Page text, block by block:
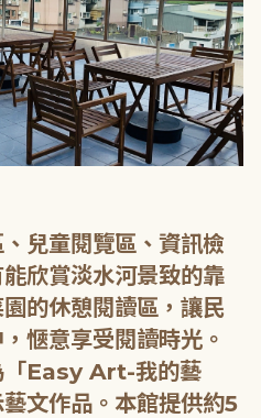
兒童閱覽區、資訊檢
欣賞淡水河景致的靠
的休憩閱讀區，讓民
愜意享受閱讀時光。
「Easy Art-我的藝
文作品。本館提供約5